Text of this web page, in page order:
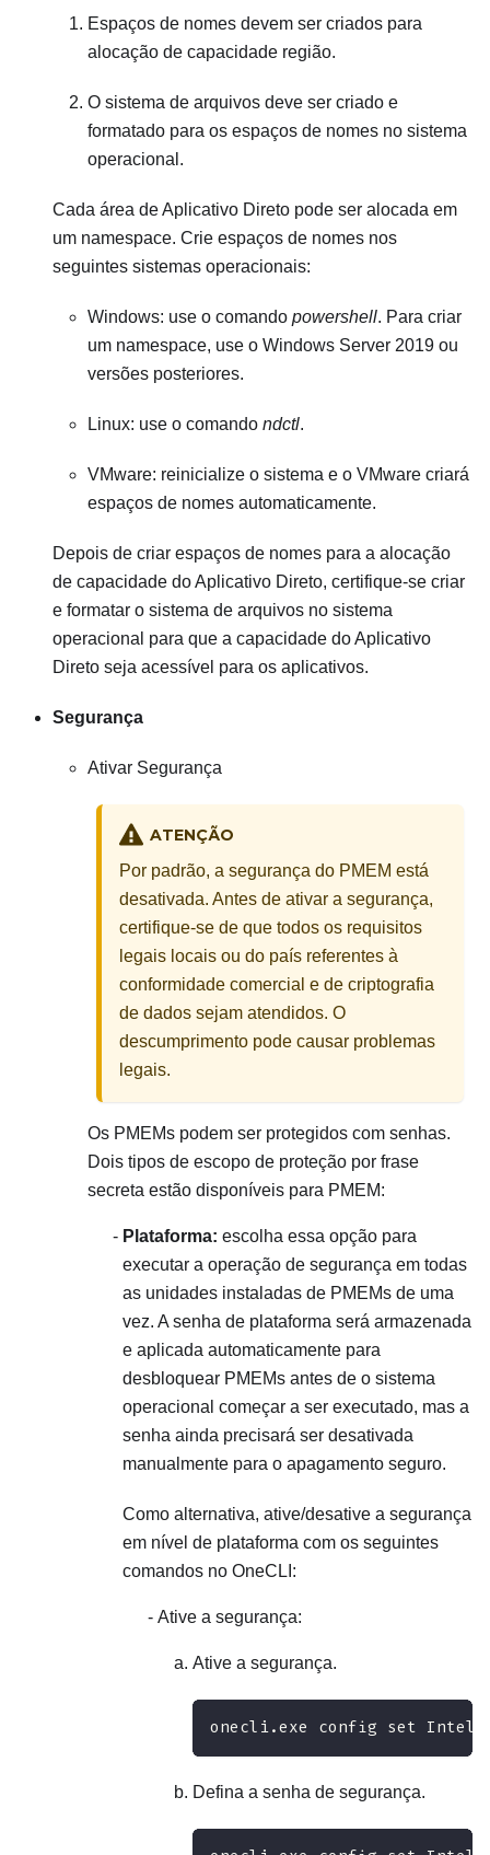
Espaços de nomes devem ser criados para
alocação de capacidade região.
O sistema de arquivos deve ser criado e
formatado para os espaços de nomes no sistema
operacional.
Cada área de Aplicativo Direto pode ser alocada em
um namespace. Crie espaços de nomes nos
seguintes sistemas operacionais:
Windows: use o comando powershell. Para criar
um namespace, use o Windows Server 2019 ou
versões posteriores.
Linux: use o comando ndctl.
VMware: reinicialize o sistema e o VMware criará
espaços de nomes automaticamente.
Depois de criar espaços de nomes para a alocação
de capacidade do Aplicativo Direto, certifique-se criar
e formatar o sistema de arquivos no sistema
operacional para que a capacidade do Aplicativo
Direto seja acessível para os aplicativos.
Segurança
Ativar Segurança
ATENÇÃO
Por padrão, a segurança do PMEM está
desativada. Antes de ativar a segurança,
certifique-se de que todos os requisitos
legais locais ou do país referentes à
conformidade comercial e de criptografia
de dados sejam atendidos. O
descumprimento pode causar problemas
legais.
Os PMEMs podem ser protegidos com senhas.
Dois tipos de escopo de proteção por frase
secreta estão disponíveis para PMEM:
Plataforma: escolha essa opção para
executar a operação de segurança em todas
as unidades instaladas de PMEMs de uma
vez. A senha de plataforma será armazenada
e aplicada automaticamente para
desbloquear PMEMs antes de o sistema
operacional começar a ser executado, mas a
senha ainda precisará ser desativada
manualmente para o apagamento seguro.
Como alternativa, ative/desative a segurança
em nível de plataforma com os seguintes
comandos no OneCLI:
Ative a segurança:
Ative a segurança.
onecli.exe config set
Defina a senha de segurança.